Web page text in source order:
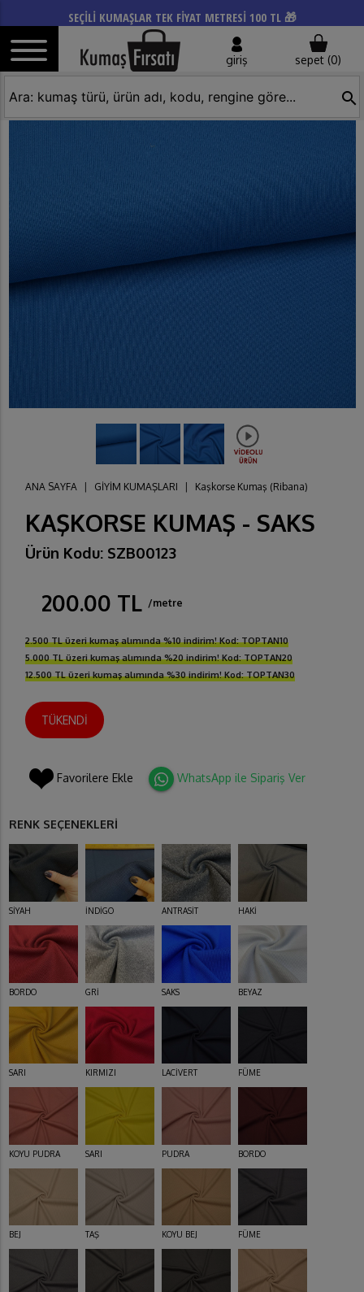
SEÇİLİ KUMAŞLAR TEK FİYAT METRESİ 100 TL 🎁
giriş sepet (0)
search
ANA SAYFA GİYİM KUMAŞLARI Kaşkorse Kumaş (Ribana)
KAŞKORSE KUMAŞ - SAKS
Ürün Kodu: SZB00123
200.00 TL /metre
2.500 TL üzeri kumaş alımında %10 indirim! Kod: TOPTAN10
5.000 TL üzeri kumaş alımında %20 indirim! Kod: TOPTAN20
12.500 TL üzeri kumaş alımında %30 indirim! Kod: TOPTAN30
TÜKENDİ
Favorilere Ekle WhatsApp ile Sipariş Ver
RENK SEÇENEKLERİ
SİYAH İNDİGO ANTRASİT HAKİ
BORDO GRİ SAKS BEYAZ
SARI KIRMIZI LACİVERT FÜME
KOYU PUDRA SARI PUDRA BORDO
BEJ TAŞ KOYU BEJ FÜME